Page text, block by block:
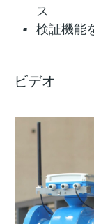
ス
検証機能
ビデオ